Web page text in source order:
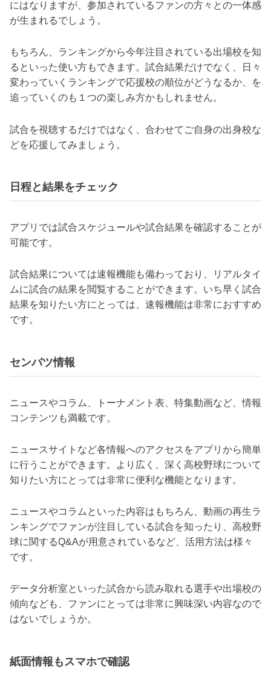
にはなりますが、参加されているファンの方々との一体感
が生まれるでしょう。
もちろん、ランキングから今年注目されている出場校を知
るといった使い方もできます。試合結果だけでなく、日々
変わっていくランキングで応援校の順位がどうなるか、を
追っていくのも１つの楽しみ方かもしれません。
試合を視聴するだけではなく、合わせてご自身の出身校な
どを応援してみましょう。
日程と結果をチェック
アプリでは試合スケジュールや試合結果を確認することが
可能です。
試合結果については速報機能も備わっており、リアルタイ
ムに試合の結果を閲覧することができます。いち早く試合
結果を知りたい方にとっては、速報機能は非常におすすめ
です。
センバツ情報
ニュースやコラム、トーナメント表、特集動画など、情報
コンテンツも満載です。
ニュースサイトなど各情報へのアクセスをアプリから簡単
に行うことができます。より広く、深く高校野球について
知りたい方にとっては非常に便利な機能となります。
ニュースやコラムといった内容はもちろん、動画の再生ラ
ンキングでファンが注目している試合を知ったり、高校野
球に関するQ&Aが用意されているなど、活用方法は様々
です。
データ分析室といった試合から読み取れる選手や出場校の
傾向なども、ファンにとっては非常に興味深い内容なので
はないでしょうか。
紙面情報もスマホで確認